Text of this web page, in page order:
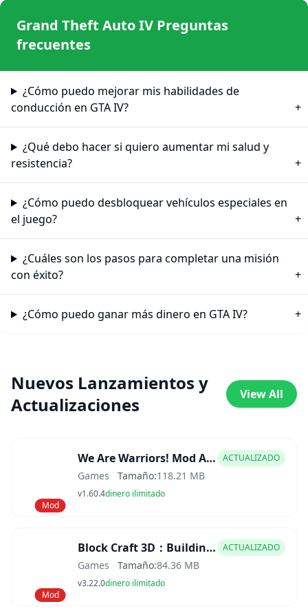
Grand Theft Auto IV Preguntas
frecuentes
¿Cómo puedo mejorar mis habilidades de
conducción en GTA IV?
¿Qué debo hacer si quiero aumentar mi salud y
resistencia?
¿Cómo puedo desbloquear vehículos especiales en
el juego?
¿Cuáles son los pasos para completar una misión
con éxito?
¿Cómo puedo ganar más dinero en GTA IV?
Nuevos Lanzamientos y
Actualizaciones
View All
Mod
We Are Warriors! Mod APK ACTUALIZADO
Games Tamaño:118.21 MB
v1.60.4dinero ilimitado
Mod
Block Craft 3D：Building Game Mod APK ACTUALIZADO
Games Tamaño:84.36 MB
v3.22.0dinero ilimitado